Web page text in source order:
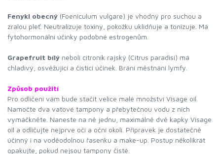
Fenykl obecný (Foeniculum vulgare) je vhodný pro suchou a
zralou pleť. Neutralizuje toxiny, pokožku uklidňuje a tonizuje. Má
fytohormonální účinky podobné estrogenům.
Grapefruit bílý neboli citroník rajský (Citrus paradisi) má
chladivý, osvěžující a čisticí účinek. Brání městnání lymfy.
Způsob použití
Pro odlíčení vám bude stačit velice malé množství Visage oil.
Namočte dva vatové tampony a přebytečnou vodu z nich
vymáčkněte. Naneste na ně jednu, maximálně dvě kapky Visage
oil a odličujte nejprve oči a oční okolí. Přípravek je dostatečně
účinný i na voděodolnou řasenku a make-up. Postup několikrát
opakujte, pokud nejsou tampony čisté.